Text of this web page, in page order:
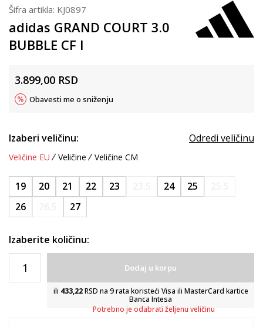
Šifra artikla: KJ0897
adidas GRAND COURT 3.0
BUBBLE CF I
3.899,00 RSD
Obavesti me o sniženju
Izaberi veličinu: Odredi veličinu
Veličine EU Veličine Veličine CM
19 20 21 22 23 24 25
26
27
Izaberite količinu:
Dodaj u korpu
ili 433,22RSD na 9 rata koristeći Visa ili MasterCard kartice
Banca Intesa
Potrebno je odabrati željenu veličinu